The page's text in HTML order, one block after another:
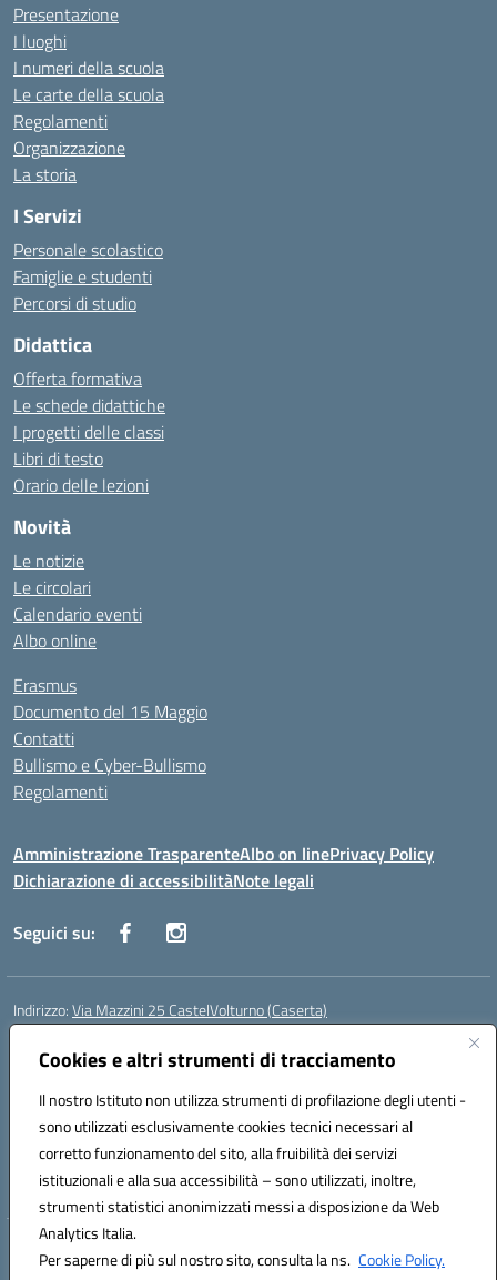
Cookies e altri strumenti di tracciamento
Il nostro Istituto non utilizza strumenti di profilazione degli utenti -
sono utilizzati esclusivamente cookies tecnici necessari al
corretto funzionamento del sito, alla fruibilità dei servizi
istituzionali e alla sua accessibilità – sono utilizzati, inoltre,
strumenti statistici anonimizzati messi a disposizione da Web
Analytics Italia.
Per saperne di più sul nostro sito, consulta la ns. Cookie Policy.
Presentazione
I luoghi
I numeri della scuola
Le carte della scuola
Regolamenti
Organizzazione
La storia
I Servizi
Personale scolastico
Famiglie e studenti
Percorsi di studio
Didattica
Offerta formativa
Le schede didattiche
I progetti delle classi
Libri di testo
Orario delle lezioni
Novità
Le notizie
Le circolari
Calendario eventi
Albo online
Erasmus
Documento del 15 Maggio
Contatti
Bullismo e Cyber-Bullismo
Regolamenti
Amministrazione TrasparenteAlbo on linePrivacy Policy
Dichiarazione di accessibilitàNote legali
Seguici su:
Indirizzo:Via Mazzini 25 CastelVolturno (Caserta)
Centralino:
Posta elettronica certificata (PEC):ceis014005@pec.istruzione.it
Codice fiscale: 93063510619
Codice meccanografico:CEIS014005
Codice Indice delle Pubbliche Amministrazioni (IPA): istsc_ceis014005
Codice unico di fatturazione (CUF): UOU8EW
Hosting & Powered by 3D Solution S.r.l.